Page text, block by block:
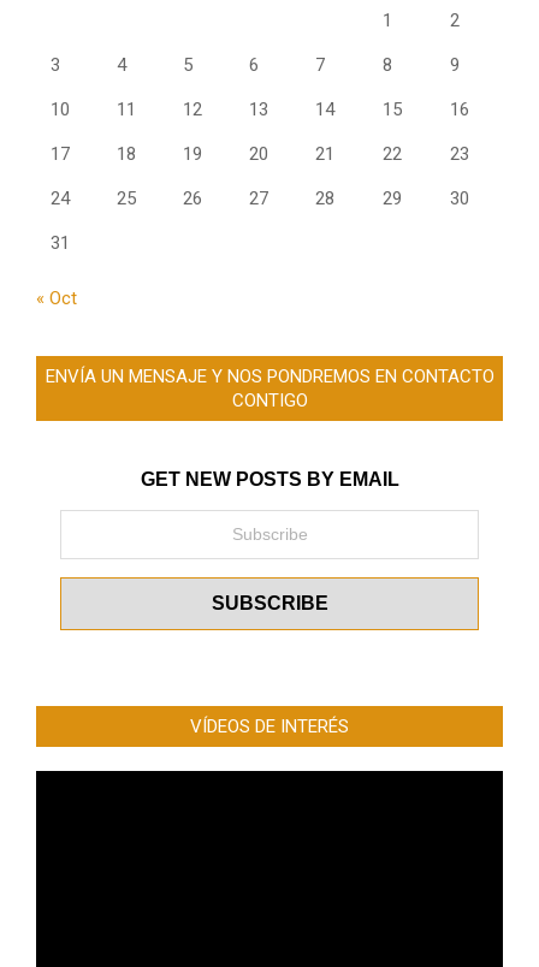
1 2
3 4 5 6 7 8 9
10 11 12 13 14 15 16
17 18 19 20 21 22 23
24 25 26 27 28 29 30
31
« Oct
ENVÍA UN MENSAJE Y NOS PONDREMOS EN CONTACTO
CONTIGO
GET NEW POSTS BY EMAIL
VÍDEOS DE INTERÉS